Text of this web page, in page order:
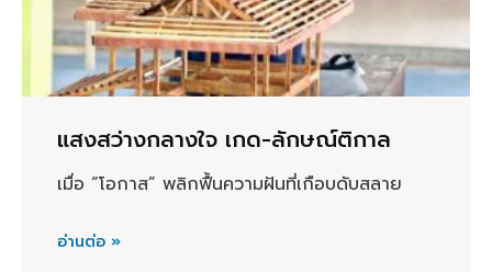
แสงสว่างกลางใจ เกด-ลักษณ์ติกาล
เมื่อ “โอกาส” พลิกฟื้นความฝันที่เกือบดับสลาย
อ่านต่อ »